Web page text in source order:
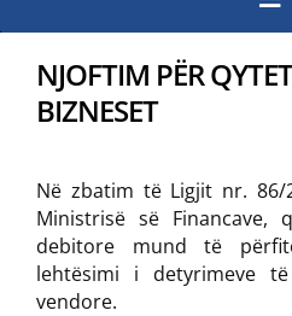
NJOFTIM PËR
BIZNESET
Në zbatim të Ligjit nr.
Ministrisë së Financave,
debitore mund të
lehtësimi i detyrimeve
vendore.